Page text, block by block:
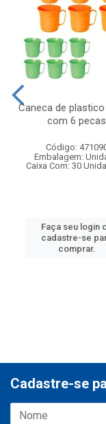
Caneca de
com 6 pecas
Código:
Embalagem:
Caixa Com: 30
Faça seu login
cadastre-se
comprar.
Cadastre-se